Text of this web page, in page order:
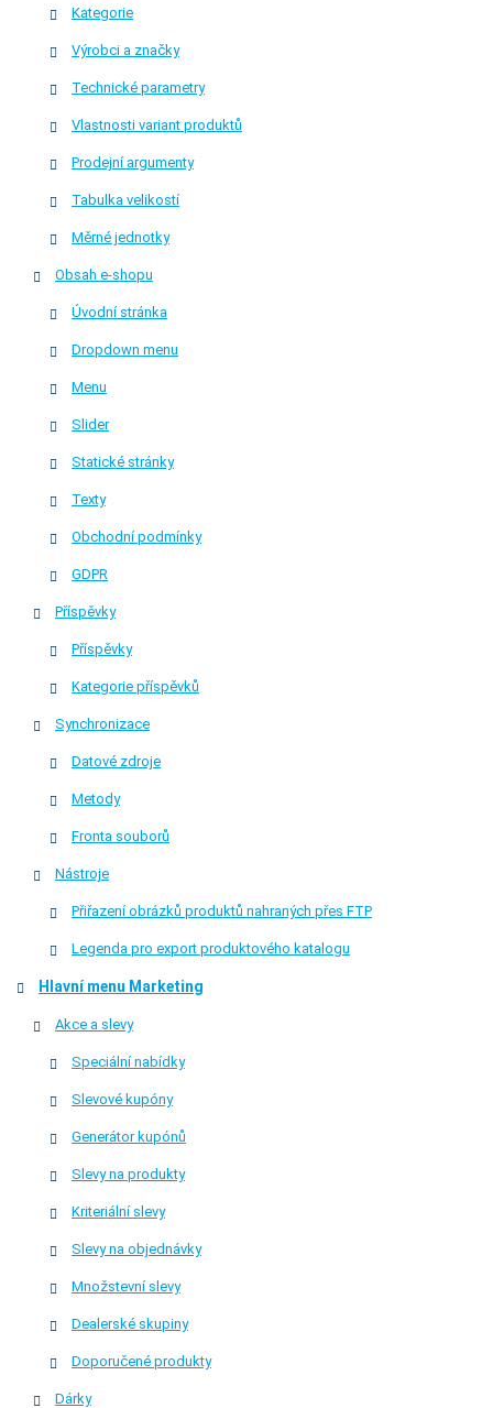
Kategorie
Výrobci a značky
Technické parametry
Vlastnosti variant produktů
Prodejní argumenty
Tabulka velikostí
Měrné jednotky
Obsah e-shopu
Úvodní stránka
Dropdown menu
Menu
Slider
Statické stránky
Texty
Obchodní podmínky
GDPR
Příspěvky
Příspěvky
Kategorie příspěvků
Synchronizace
Datové zdroje
Metody
Fronta souborů
Nástroje
Přiřazení obrázků produktů nahraných přes FTP
Legenda pro export produktového katalogu
Hlavní menu Marketing
Akce a slevy
Speciální nabídky
Slevové kupóny
Generátor kupónů
Slevy na produkty
Kriteriální slevy
Slevy na objednávky
Množstevní slevy
Dealerské skupiny
Doporučené produkty
Dárky